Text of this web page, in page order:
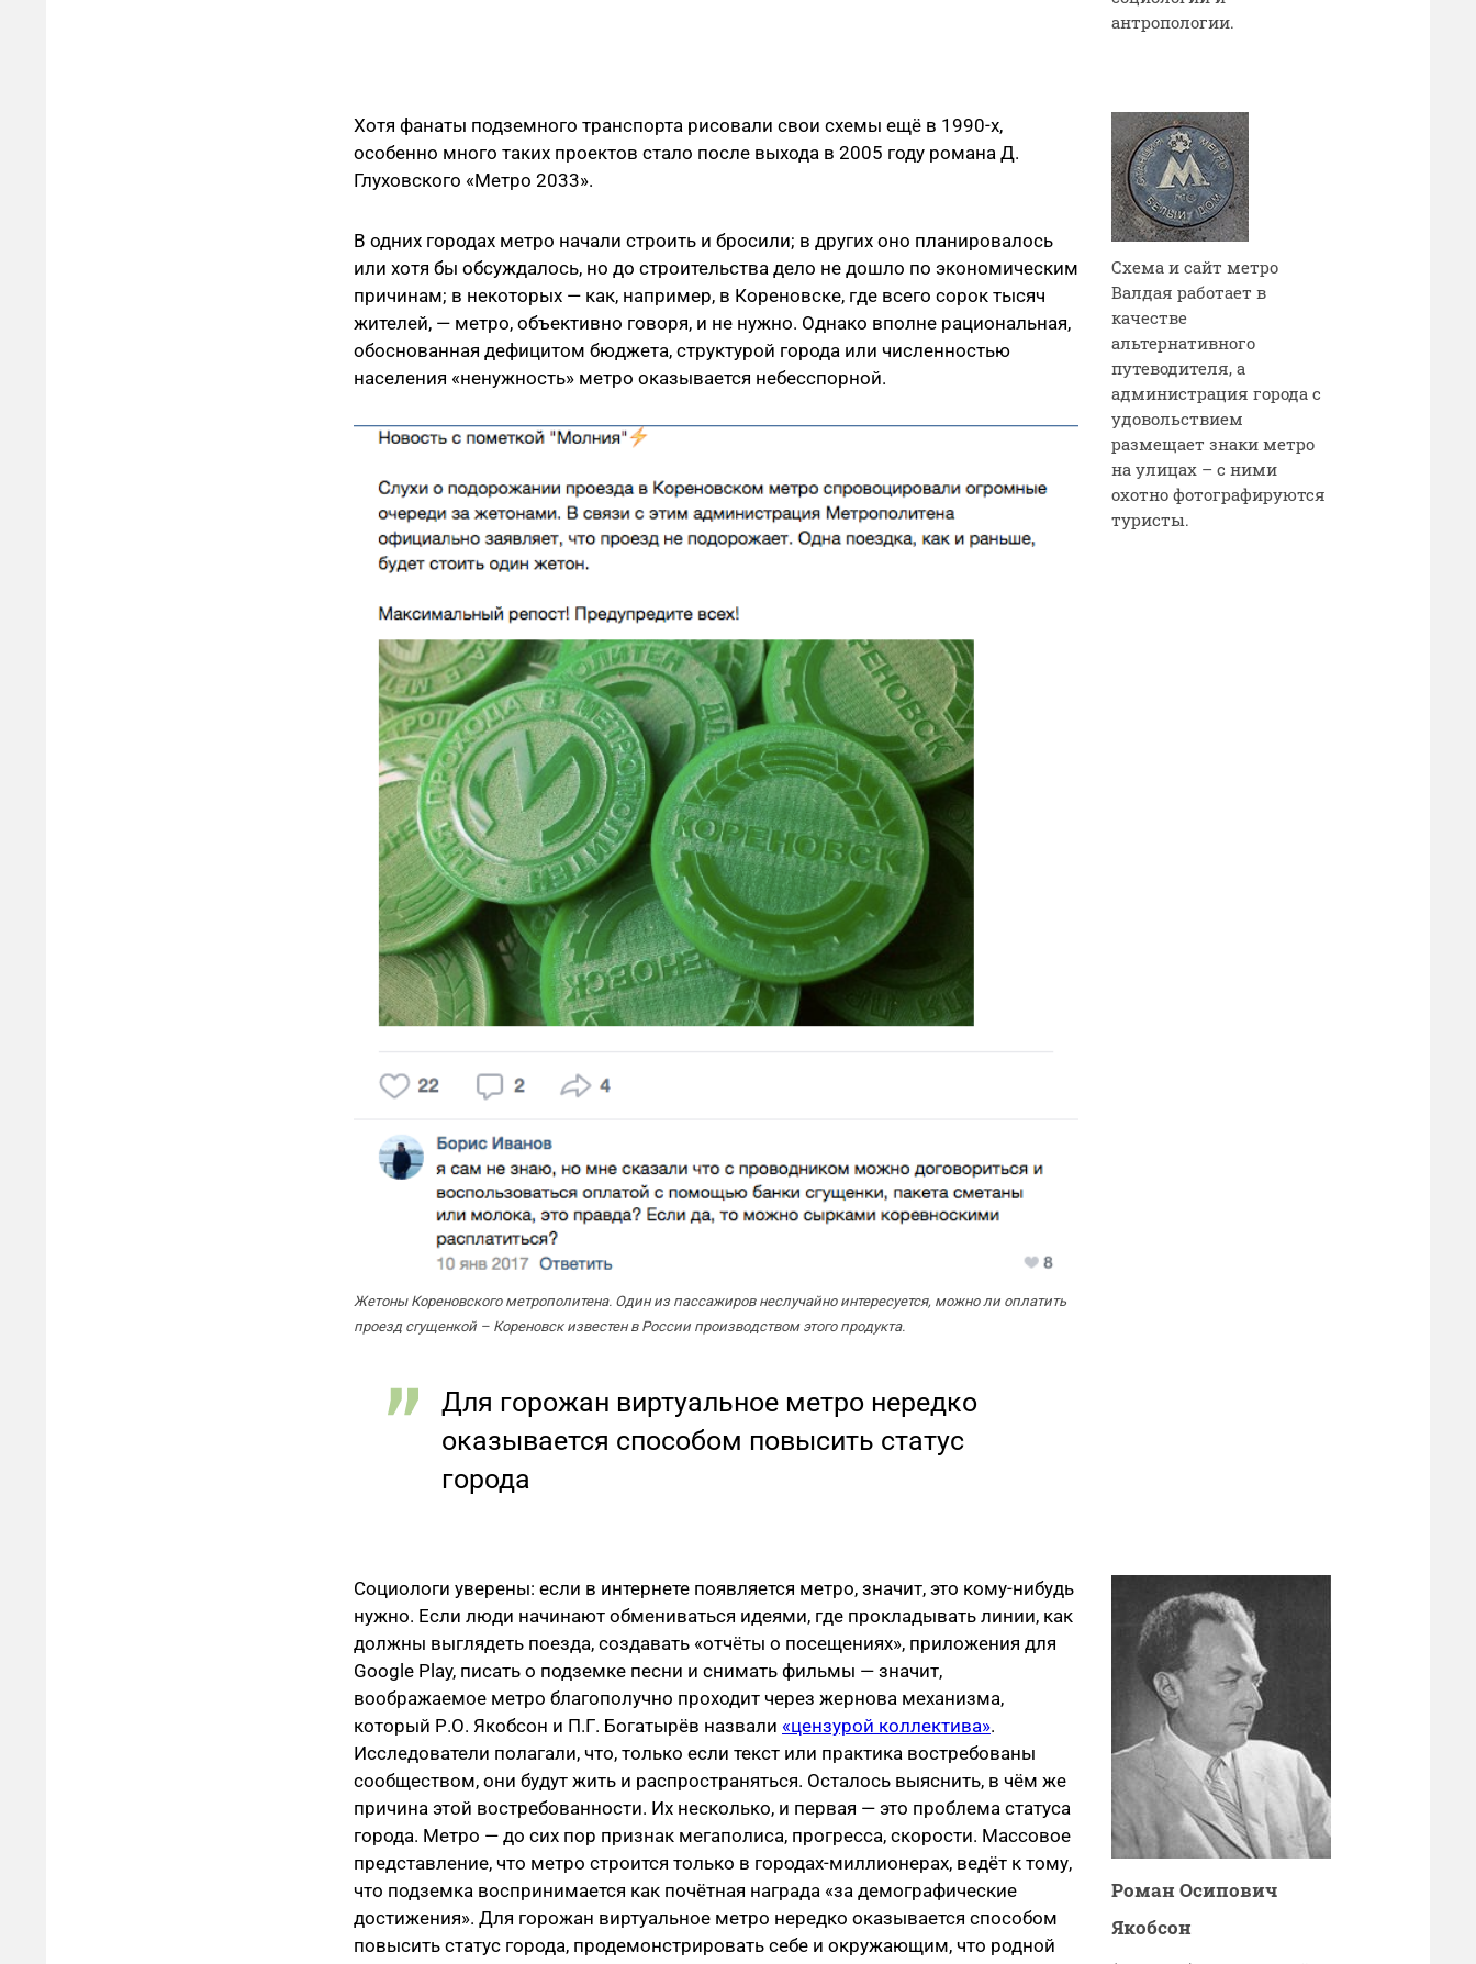
антропологии.
Хотя фанаты подземного транспорта рисовали свои схемы ещё в 1990-х,
особенно много таких проектов стало после выхода в 2005 году романа Д.
Глуховского «Метро 2033».
В одних городах метро начали строить и бросили; в других оно планировалось
или хотя бы обсуждалось, но до строительства дело не дошло по экономическим
причинам; в некоторых — как, например, в Кореновске, где всего сорок тысяч
жителей, — метро, объективно говоря, и не нужно. Однако вполне рациональная,
обоснованная дефицитом бюджета, структурой города или численностью
населения «ненужность» метро оказывается небесспорной.
Жетоны Кореновского метрополитена. Один из пассажиров неслучайно интересуется, можно ли оплатить
проезд сгущенкой – Кореновск известен в России производством этого продукта.
Для горожан виртуальное метро нередко
оказывается способом повысить статус
города
Схема и сайт метро
Валдая работает в
качестве
альтернативного
путеводителя, а
администрация города с
удовольствием
размещает знаки метро
на улицах – с ними
охотно фотографируются
туристы.
Социологи уверены: если в интернете появляется метро, значит, это кому-нибудь
нужно. Если люди начинают обмениваться идеями, где прокладывать линии, как
должны выглядеть поезда, создавать «отчёты о посещениях», приложения для
Google Play, писать о подземке песни и снимать фильмы — значит,
воображаемое метро благополучно проходит через жернова механизма,
который Р.О. Якобсон и П.Г. Богатырёв назвали «цензурой коллектива».
Исследователи полагали, что, только если текст или практика востребованы
сообществом, они будут жить и распространяться. Осталось выяснить, в чём же
причина этой востребованности. Их несколько, и первая — это проблема статуса
города. Метро — до сих пор признак мегаполиса, прогресса, скорости. Массовое
представление, что метро строится только в городах-миллионерах, ведёт к тому,
что подземка воспринимается как почётная награда «за демографические
достижения». Для горожан виртуальное метро нередко оказывается способом
повысить статус города, продемонстрировать себе и окружающим, что родной
Роман Осипович
Якобсон